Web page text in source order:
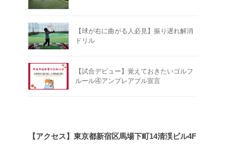
【球が右に曲がる人必見】振り遅れ解消
ドリル
【試合デビュー】覚えておきたいゴルフ
ルール④アンプレアブル宣言
【アクセス】東京都新宿区馬場下町14清渓ビル4F